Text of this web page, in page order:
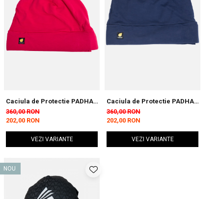
Caciula de Protectie PADHAT
pentru Copii Roz
360,00 RON
202,00 RON
VEZI VARIANTE
Caciula de Protectie PADHAT
pentru Copii Navy
360,00 RON
202,00 RON
VEZI VARIANTE
NOU